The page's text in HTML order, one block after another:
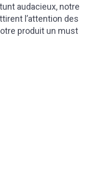
audacieux, notre
l’attention des
produit un must